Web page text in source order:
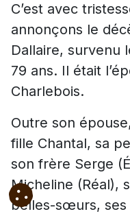
C’est avec
annonçons le
Dallaire, survenu
79 ans. Il était
Charlebois.
Outre son
fille Chantal, sa
son frère Serge
Micheline (Réal),
belles-sœurs, ses